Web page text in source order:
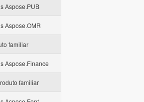
Aspose.PUB
Aspose.OMR
familiar
Aspose.Finance
familiar